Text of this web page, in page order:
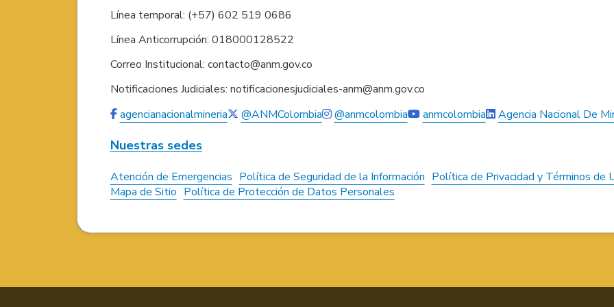
Línea temporal: (+57) 602 519 0686
Línea Anticorrupción: 018000128522
Correo Institucional: contacto@anm.gov.co
Notificaciones Judiciales: notificacionesjudiciales-anm@anm.gov.co
agencianacionalmineria
@ANMColombia @anmcolombia anmcolombia Agencia Nacional De
Nuestras sedes
Atención de Emergencias Política de Seguridad de la Información Política de Privacidad y Términos de
Mapa de Sitio Política de Protección de Datos Personales